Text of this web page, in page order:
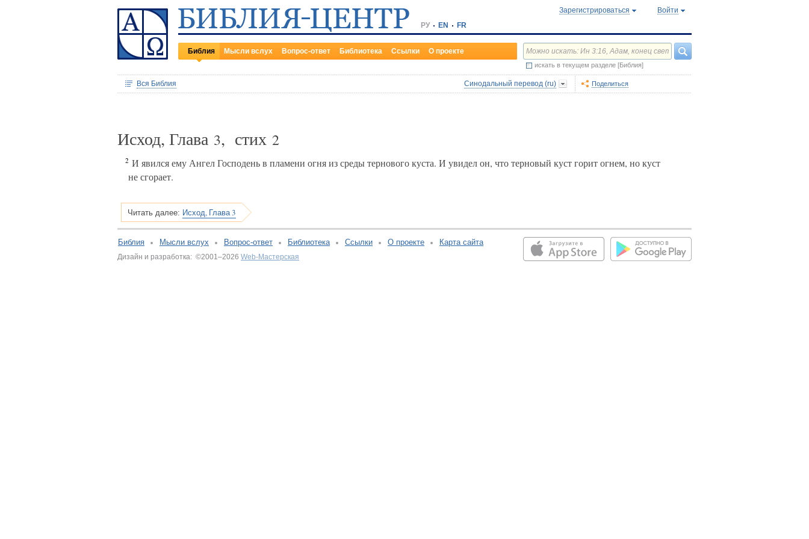
РУ EN FR
Зарегистрироваться Войти
Библия Мысли вслух Вопрос-ответ Библиотека Ссылки О проекте
искать в текущем разделе [Библия]
Вся Библия Синодальный перевод (ru) Поделиться
Исход, Глава 3, стих 2
2 И явился ему Ангел Господень в пламени огня из среды тернового куста. И увидел он, что терновый куст горит огнем, но куст
не сгорает.
Читать далее: Исход, Глава 3
Библия Мысли вслух Вопрос-ответ Библиотека Ссылки О проекте Карта сайта
Дизайн и разработка: ©2001–2026 Web-Мастерская